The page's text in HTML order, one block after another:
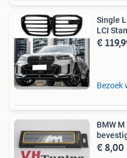
Single
LCI
€
Bezoek
BMW M
€ 8,00